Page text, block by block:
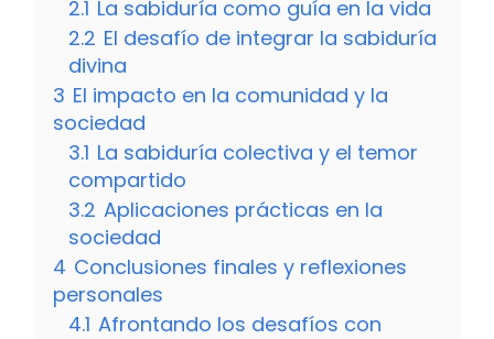
2.1 La sabiduría como guía en la vida
2.2 El desafío de integrar la sabiduría
divina
3 El impacto en la comunidad y la
sociedad
3.1 La sabiduría colectiva y el temor
compartido
3.2 Aplicaciones prácticas en la
sociedad
4 Conclusiones finales y reflexiones
personales
4.1 Afrontando los desafíos con